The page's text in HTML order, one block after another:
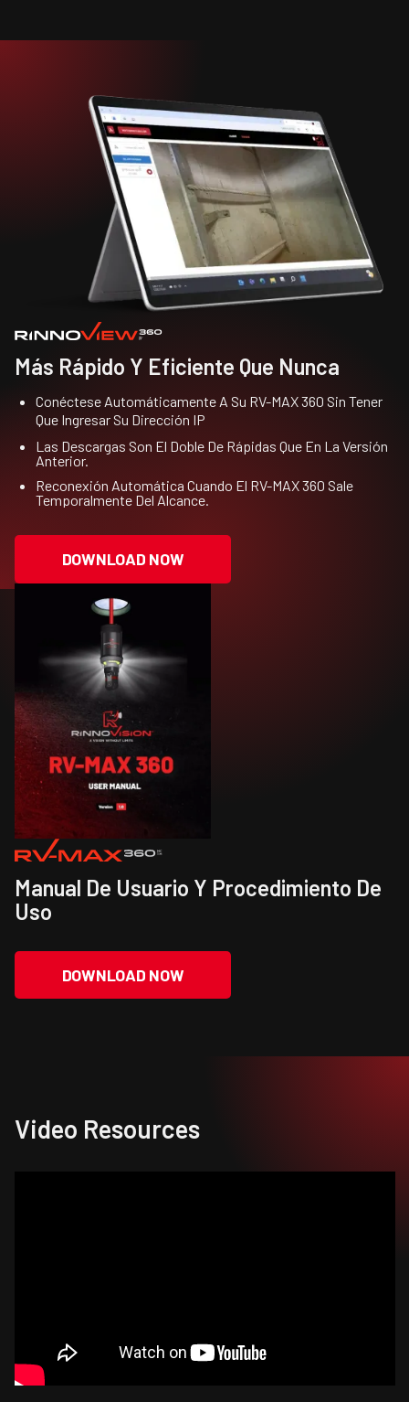
Más Rápido Y Eficiente Que Nunca
Conéctese Automáticamente A Su RV-MAX 360 Sin Tener
Que Ingresar Su Dirección IP
Las Descargas Son El Doble De Rápidas Que En La Versión
Anterior.
Reconexión Automática Cuando El RV-MAX 360 Sale
Temporalmente Del Alcance.
DOWNLOAD NOW
Manual De Usuario Y Procedimiento De
Uso
DOWNLOAD NOW
Video Resources